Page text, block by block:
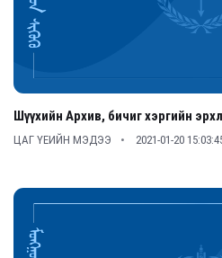
Шүүхийн Архив, бичиг хэргийн
ЦАГ ҮЕИЙН МЭДЭЭ 2021-01-20